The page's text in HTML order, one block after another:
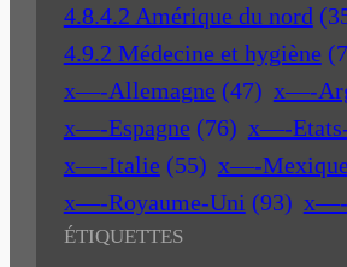
4.8.4.2 Amérique du nord
4.9.2 Médecine et hygiène
x—-Allemagne (47) x—-
x—-Espagne (76) x—-
x—-Italie (55) x—-
x—-Royaume-Uni (93) x—-
ÉTIQUETTES